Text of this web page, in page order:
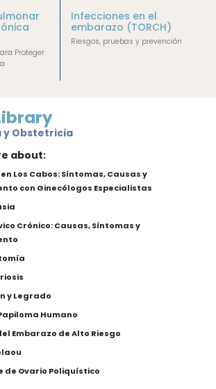
Proteger
Infecciones en el
embarazo (TORCH)
Riesgos, pruebas y prevención
y Obstetricia
about:
Los Cabos: Síntomas, Causas y
con Ginecólogos Especialistas
Crónico: Causas, Síntomas y
y Legrado
Humano
Embarazo de Alto Riesgo
de Ovario Poliquístico